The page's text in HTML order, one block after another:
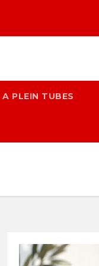
A PLEIN TUBES